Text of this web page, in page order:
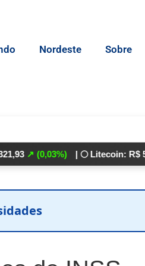
Nordeste Sobre
| 🌕 Litecoin: R$ 545,21↗